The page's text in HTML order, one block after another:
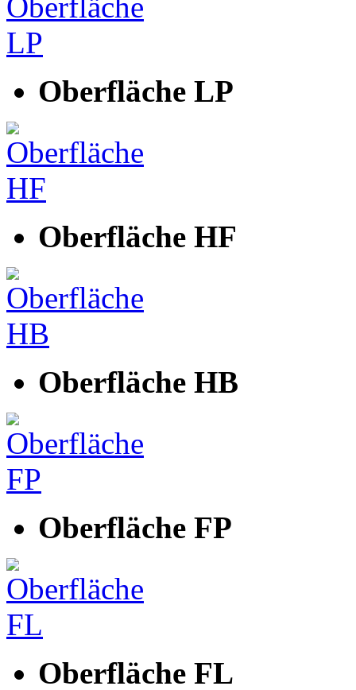
Oberfläche LP
Oberfläche HF
Oberfläche HB
Oberfläche FP
Oberfläche FL